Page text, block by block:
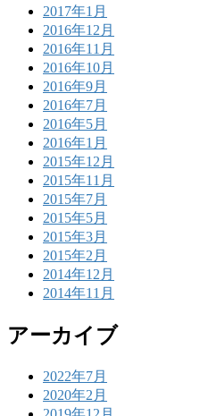
2017年1月
2016年12月
2016年11月
2016年10月
2016年9月
2016年7月
2016年5月
2016年1月
2015年12月
2015年11月
2015年7月
2015年5月
2015年3月
2015年2月
2014年12月
2014年11月
アーカイブ
2022年7月
2020年2月